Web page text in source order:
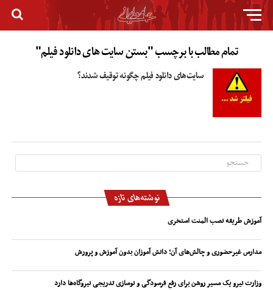
تمام مطالب با برچسب "بستن سایت های دانلود فیلم"
سایت‌های دانلود فیلم چگونه توقیف شدند؟
نوشته‌های تازه
آموزش طریقه نصب المنت استخری
مدارس غیرحضوری و چالش‌های آن؛ دانش آموزان بدون آموزش و پرورش
وزارت نیرو یک مسیر روشن برای رفع فرسودگی و نوسازی تدریجی نیروگاه‌ها دارد